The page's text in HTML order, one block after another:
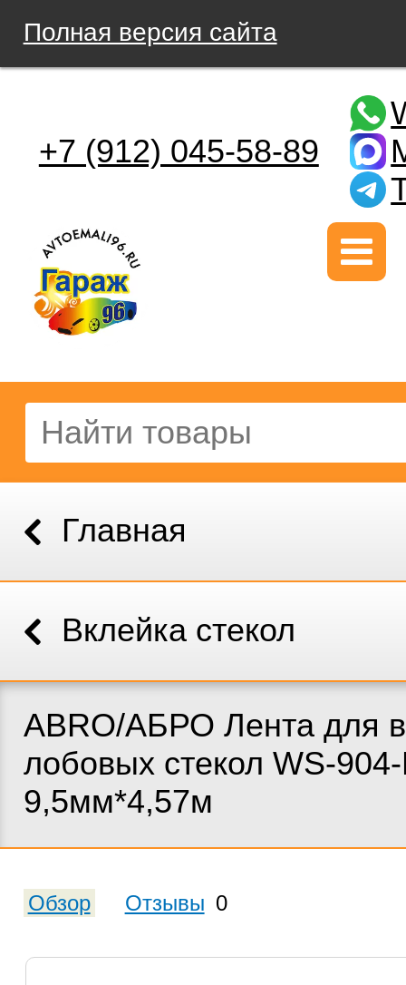
Полная версия сайта
+7 (912) 045-58-89
Главная
Вклейка стекол
ABRO/АБРО Лента для
лобовых стекол WS-
9,5мм*4,57м
Обзор Отзывы 0